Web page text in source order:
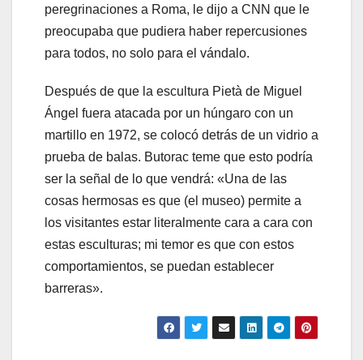
peregrinaciones a Roma, le dijo a CNN que le
preocupaba que pudiera haber repercusiones
para todos, no solo para el vándalo.
Después de que la escultura Pietà de Miguel
Ángel fuera atacada por un húngaro con un
martillo en 1972, se colocó detrás de un vidrio a
prueba de balas. Butorac teme que esto podría
ser la señal de lo que vendrá: «Una de las
cosas hermosas es que (el museo) permite a
los visitantes estar literalmente cara a cara con
estas esculturas; mi temor es que con estos
comportamientos, se puedan establecer
barreras».